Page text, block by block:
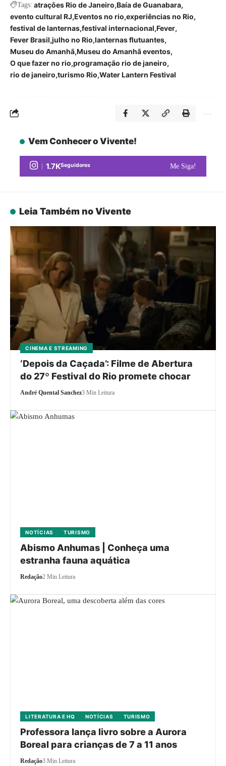
Tags: atrações Rio de Janeiro Baía de Guanabara
evento cultural RJ Eventos no rio experiências no Rio
festival de lanternas festival internacional Fever
Fever Brasil julho no Rio lanternas flutuantes
Museu do Amanhã Museu do Amanhã eventos
O que fazer no rio programação rio de janeiro
rio de janeiro turismo Rio Water Lantern Festival
Vem Conhecer o Vivente!
1.7KSeguidores Me Siga!
Leia Também no Vivente
CINEMA E STREAMING
‘Depois da Caçada’: Filme de Abertura
do 27º Festival do Rio promete chocar
André Quental Sanchez3 Min Leitura
NOTÍCIAS TURISMO
Abismo Anhumas | Conheça uma
estranha fauna aquática
Redação2 Min Leitura
LITERATURA E HQ NOTÍCIAS TURISMO
Professora lança livro sobre a Aurora
Boreal para crianças de 7 a 11 anos
Redação3 Min Leitura